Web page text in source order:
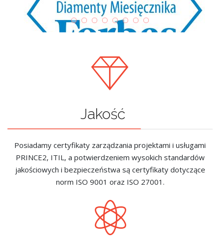
Jakość
Posiadamy certyfikaty zarządzania projektami i usługami
PRINCE2, ITIL, a potwierdzeniem wysokich standardów
jakościowych i bezpieczeństwa są certyfikaty dotyczące
norm ISO 9001 oraz ISO 27001.